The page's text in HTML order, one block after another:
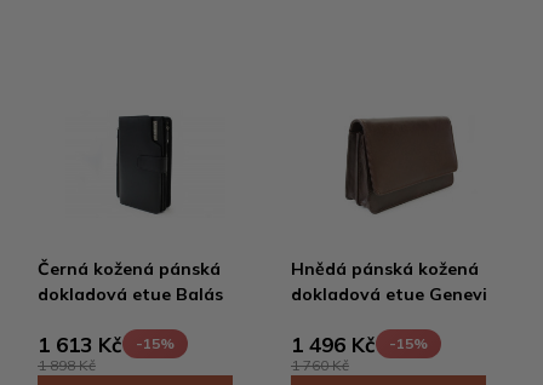
Černá kožená pánská
dokladová etue Balás
1 613 Kč
-15%
1 898 Kč
Hnědá pánská kožená
dokladová etue Genevi
1 496 Kč
-15%
1 760 Kč